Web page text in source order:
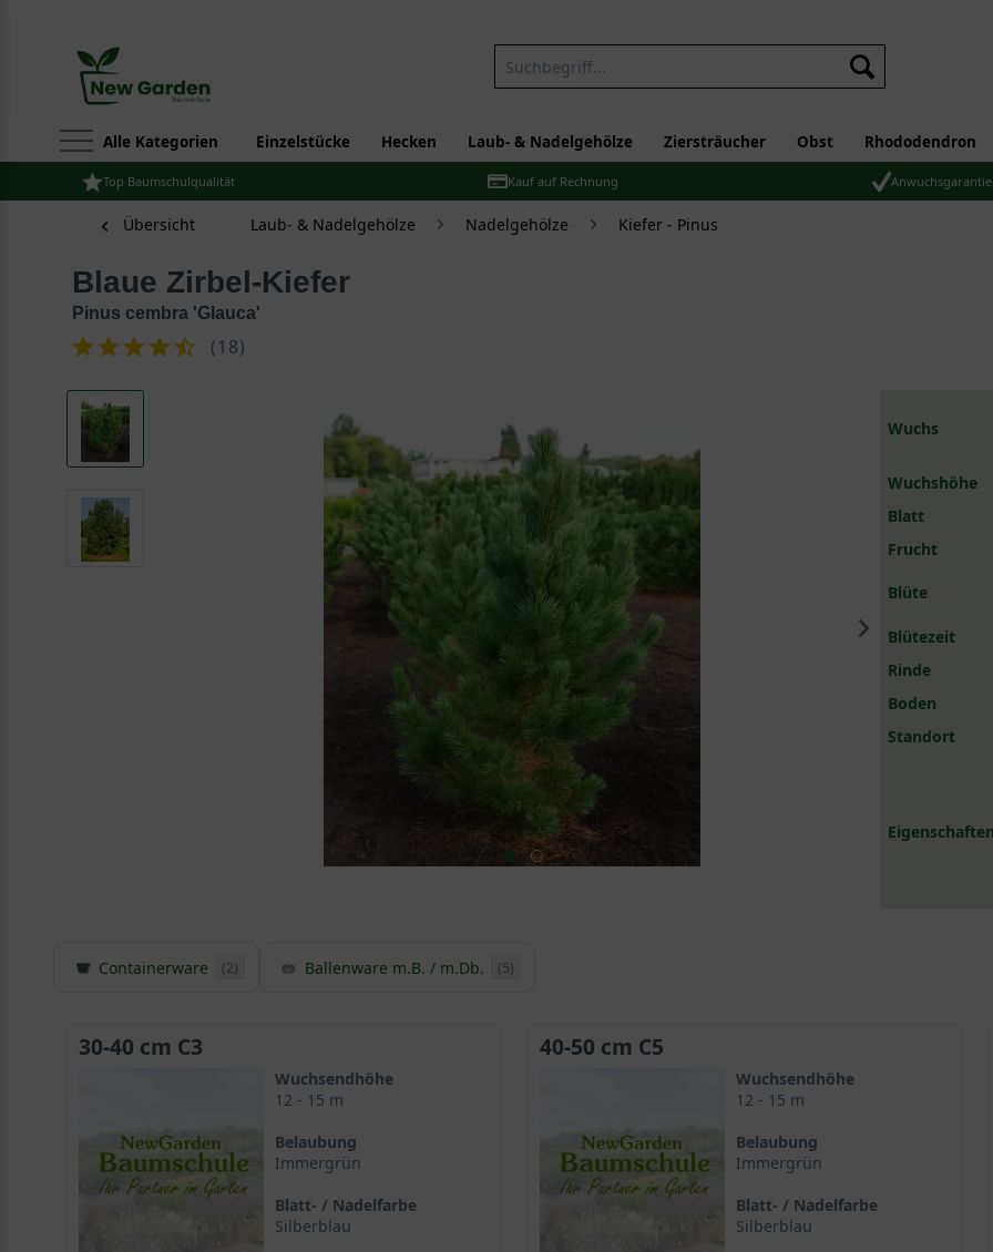
Alle Kategorien Einzelstücke Hecken Laub- & Nadelgehölze Ziersträucher Obst Rhododendron
Top Baumschulqualität Kauf auf Rechnung Anwuchsgarantie
Übersicht Laub- & Nadelgehölze Nadelgehölze Kiefer - Pinus
Blaue Zirbel-Kiefer
Pinus cembra 'Glauca'
(18)
Wuchs
Wuchshöhe
Blatt
Frucht
Blüte
Blütezeit
Rinde
Boden
Standort
Containerware (2) Ballenware m.B. / m.Db. (5)
30-40 cm C3
Wuchsendhöhe
12 - 15 m
Belaubung
Immergrün
Blatt- / Nadelfarbe
Silberblau
40-50 cm C5
Wuchsendhöhe
12 - 15 m
Belaubung
Immergrün
Blatt- / Nadelfarbe
Silberblau